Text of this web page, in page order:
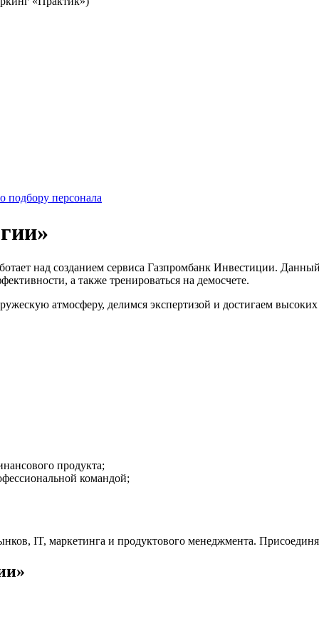
персонала
над созданием сервиса Газпромбанк Инвестиции.
а также тренироваться на демосчете.
атмосферу, делимся экспертизой и достигаем высоких
продукта;
командой;
IT, маркетинга и продуктового менеджмента.